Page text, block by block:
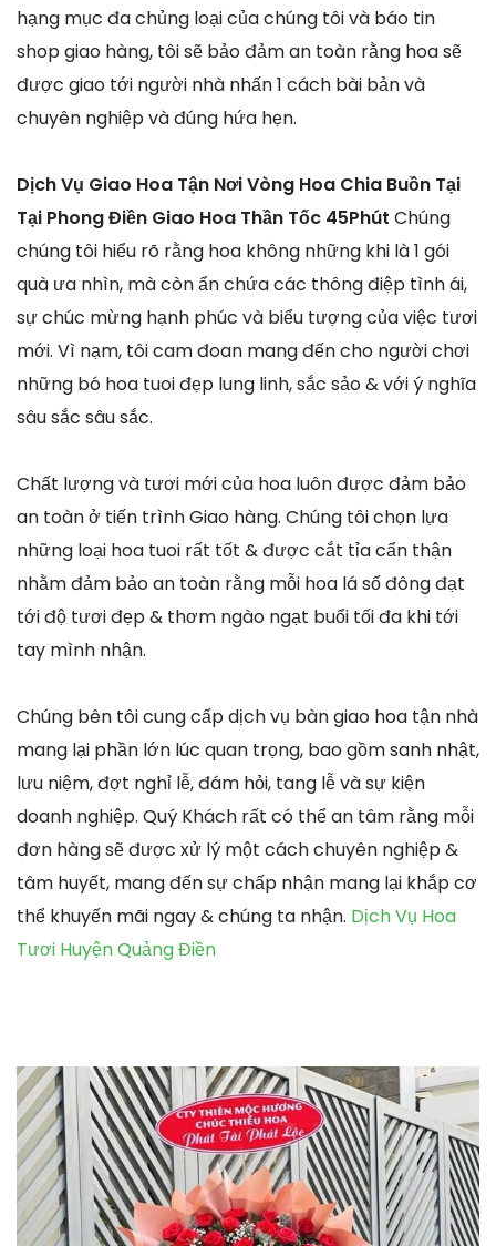
hạng mục đa chủng loại của chúng tôi và báo tin
shop giao hàng, tôi sẽ bảo đảm an toàn rằng hoa sẽ
được giao tới người nhà nhấn 1 cách bài bản và
chuyên nghiệp và đúng hứa hẹn.
Dịch Vụ Giao Hoa Tận Nơi Vòng Hoa Chia Buồn Tại
Tại Phong Điền Giao Hoa Thần Tốc 45Phút Chúng
chúng tôi hiểu rõ rằng hoa không những khi là 1 gói
quà ưa nhìn, mà còn ẩn chứa các thông điệp tình ái,
sự chúc mừng hạnh phúc và biểu tượng của việc tươi
mới. Vì nạm, tôi cam đoan mang đến cho người chơi
những bó hoa tuoi đẹp lung linh, sắc sảo & với ý nghĩa
sâu sắc sâu sắc.
Chất lượng và tươi mới của hoa luôn được đảm bảo
an toàn ở tiến trình Giao hàng. Chúng tôi chọn lựa
những loại hoa tuoi rất tốt & được cắt tỉa cẩn thận
nhằm đảm bảo an toàn rằng mỗi hoa lá số đông đạt
tới độ tươi đẹp & thơm ngào ngạt buổi tối đa khi tới
tay mình nhận.
Chúng bên tôi cung cấp dịch vụ bàn giao hoa tận nhà
mang lại phần lớn lúc quan trọng, bao gồm sanh nhật,
lưu niệm, đợt nghỉ lễ, đám hỏi, tang lễ và sự kiện
doanh nghiệp. Quý Khách rất có thể an tâm rằng mỗi
đơn hàng sẽ được xử lý một cách chuyên nghiệp &
tâm huyết, mang đến sự chấp nhận mang lại khắp cơ
thể khuyến mãi ngay & chúng ta nhận. Dịch Vụ Hoa
Tươi Huyện Quảng Điền